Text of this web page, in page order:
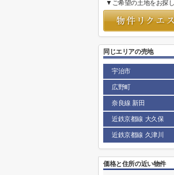
▼ご希望の土地をお探
同じエリアの売地
宇治市
広野町
奈良線 新田
近鉄京都線 大久保
近鉄京都線 久津川
価格と住所の近い物件